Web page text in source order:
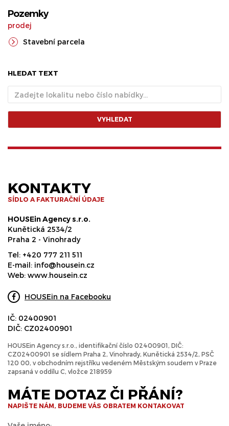
Pozemky
prodej
Stavební parcela
HLEDAT TEXT
VYHLEDAT
KONTAKTY
SÍDLO A FAKTURAČNÍ ÚDAJE
HOUSEin Agency s.r.o.
Kunětická 2534/2
Praha 2 - Vinohrady
Tel: +420 777 211 511
E-mail: info@housein.cz
Web: www.housein.cz
HOUSEin na Facebooku
IČ: 02400901
DIČ: CZ02400901
HOUSEin Agency s.r.o., identifikační číslo 02400901, DIČ:
CZ02400901 se sídlem Praha 2, Vinohrady, Kunětická 2534/2, PSČ
120 00, v obchodním rejstříku vedeném Městským soudem v Praze
zapsaná v oddílu C, vložce 218959
MÁTE DOTAZ ČI PŘÁNÍ?
NAPIŠTE NÁM, BUDEME VÁS OBRATEM KONTAKOVAT